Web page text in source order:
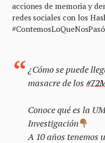
acciones de memoria y
redes sociales con los
#ContemosLoQueNosPasó
¿Cómo se puede
masacre de los
Conoce qué es la
Investigación
A 10 años